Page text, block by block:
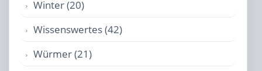
Winter (20)
Wissenswertes (42)
Würmer (21)